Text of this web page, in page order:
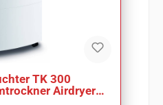
TK 300
Airdryer